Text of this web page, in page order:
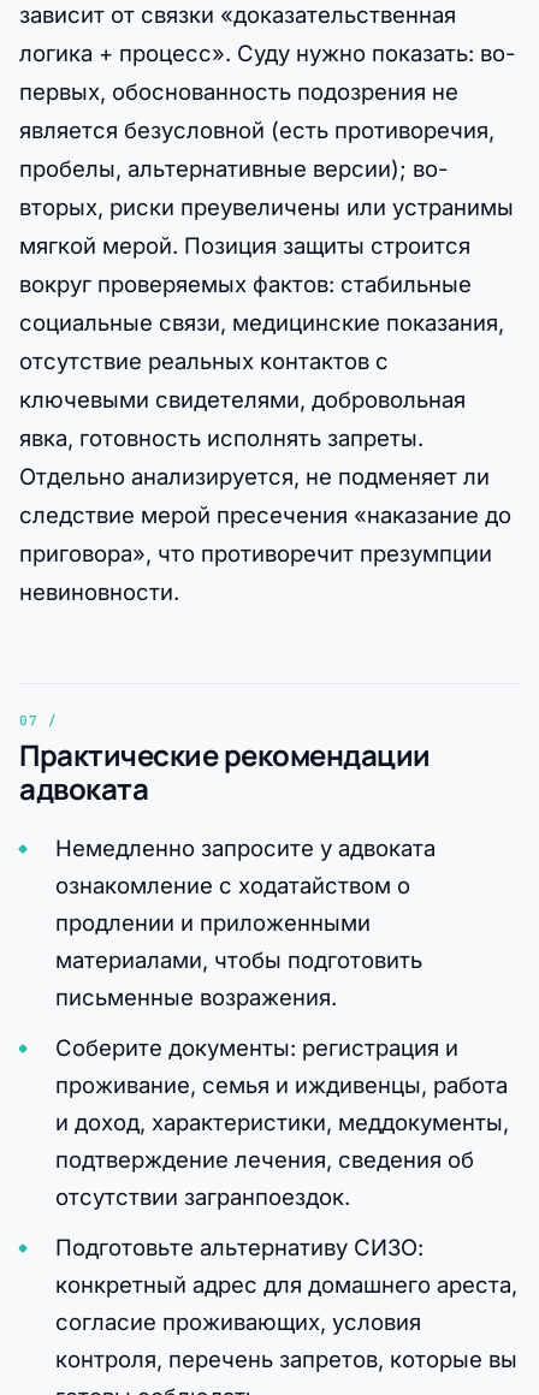
зависит от связки «доказательственная
логика + процесс». Суду нужно показать: во-
первых, обоснованность подозрения не
является безусловной (есть противоречия,
пробелы, альтернативные версии); во-
вторых, риски преувеличены или устранимы
мягкой мерой. Позиция защиты строится
вокруг проверяемых фактов: стабильные
социальные связи, медицинские показания,
отсутствие реальных контактов с
ключевыми свидетелями, добровольная
явка, готовность исполнять запреты.
Отдельно анализируется, не подменяет ли
следствие мерой пресечения «наказание до
приговора», что противоречит презумпции
невиновности.
Практические рекомендации
адвоката
Немедленно запросите у адвоката
ознакомление с ходатайством о
продлении и приложенными
материалами, чтобы подготовить
письменные возражения.
Соберите документы: регистрация и
проживание, семья и иждивенцы, работа
и доход, характеристики, меддокументы,
подтверждение лечения, сведения об
отсутствии загранпоездок.
Подготовьте альтернативу СИЗО:
конкретный адрес для домашнего ареста,
согласие проживающих, условия
контроля, перечень запретов, которые вы